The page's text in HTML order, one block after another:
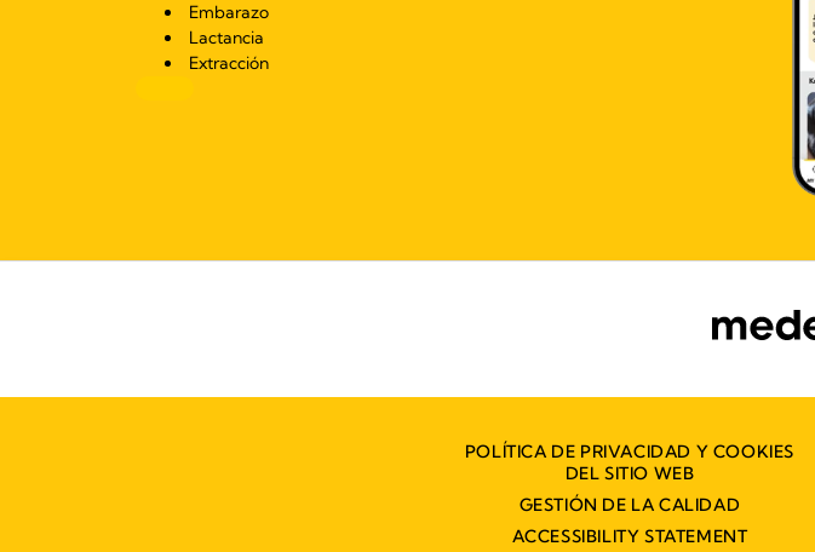
Embarazo
Lactancia
Extracción
POLÍTICA DE PRIVACIDAD Y COOKIES
DEL SITIO WEB
GESTIÓN DE LA CALIDAD
ACCESSIBILITY STATEMENT